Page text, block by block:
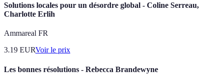
Solutions locales pour un désordre global - Coline Serreau,
Charlotte Erlih
Ammareal FR
3.19 EURVoir le prix
Les bonnes résolutions - Rebecca Brandewyne